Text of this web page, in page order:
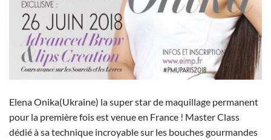
Elena Onika(Ukraine) la super star de maquillage permanent
pour la première fois est venue en France ! Master Class
dédié à sa technique incroyable sur les bouches gourmandes